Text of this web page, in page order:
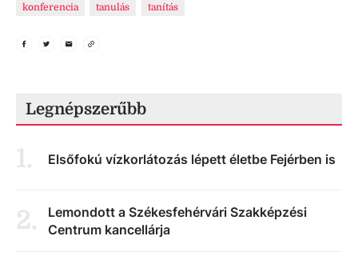
konferencia tanulás tanítás
Legnépszerűbb
1. Elsőfokú vízkorlátozás lépett életbe Fejérben is
2.
Lemondott a Székesfehérvári Szakképzési
Centrum kancellárja